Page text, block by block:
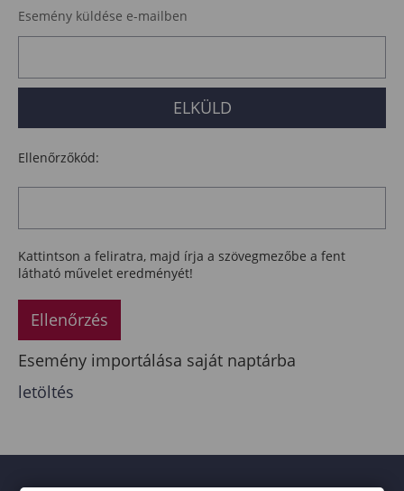
Esemény küldése e-mailben
Ellenőrzőkód:
Kattintson a feliratra, majd írja a szövegmezőbe a fent
látható művelet eredményét!
Ellenőrzés
Esemény importálása saját naptárba
letöltés